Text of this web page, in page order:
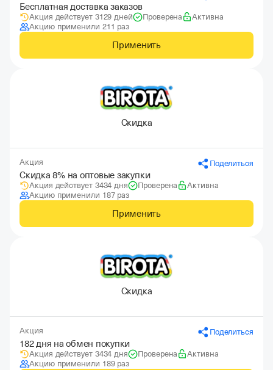
Бесплатная доставка заказов
Акция действует 3129 дней Проверена
Активна
Акцию применили 211 раз
Применить
Скидка
Акция Поделиться
Скидка 8% на оптовые закупки
Акция действует 3434 дня Проверена
Активна
Акцию применили 187 раз
Применить
Скидка
Акция Поделиться
182 дня на обмен покупки
Акция действует 3434 дня Проверена
Активна
Акцию применили 189 раз